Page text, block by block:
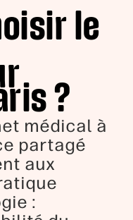
le
?
médical à
partagé
aux
: